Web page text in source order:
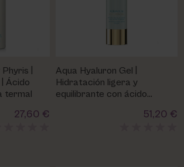
|
Ácido
termal
27,60 €
Aqua Hyaluron Gel |
Hidratación ligera y
equilibrante con ácido
51,20 €